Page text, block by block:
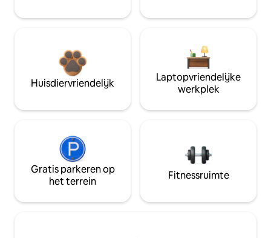
Huisdiervriendelijk
Laptopvriendelijke
werkplek
Gratis parkeren op
het terrein
Fitnessruimte